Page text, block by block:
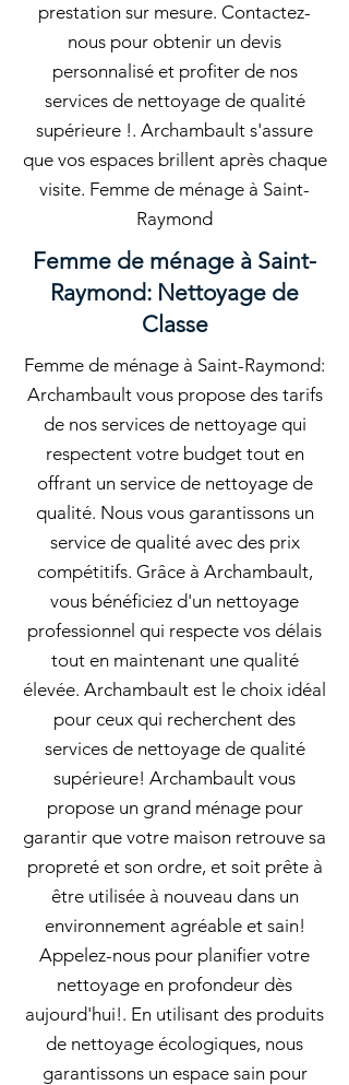
prestation sur mesure. Contactez-
nous pour obtenir un devis
personnalisé et profiter de nos
services de nettoyage de qualité
supérieure !. Archambault s'assure
que vos espaces brillent après chaque
visite. Femme de ménage à Saint-
Raymond
Femme de ménage à Saint-
Raymond: Nettoyage de
Classe
Femme de ménage à Saint-Raymond:
Archambault vous propose des tarifs
de nos services de nettoyage qui
respectent votre budget tout en
offrant un service de nettoyage de
qualité. Nous vous garantissons un
service de qualité avec des prix
compétitifs. Grâce à Archambault,
vous bénéficiez d'un nettoyage
professionnel qui respecte vos délais
tout en maintenant une qualité
élevée. Archambault est le choix idéal
pour ceux qui recherchent des
services de nettoyage de qualité
supérieure! Archambault vous
propose un grand ménage pour
garantir que votre maison retrouve sa
propreté et son ordre, et soit prête à
être utilisée à nouveau dans un
environnement agréable et sain!
Appelez-nous pour planifier votre
nettoyage en profondeur dès
aujourd'hui!. En utilisant des produits
de nettoyage écologiques, nous
garantissons un espace sain pour